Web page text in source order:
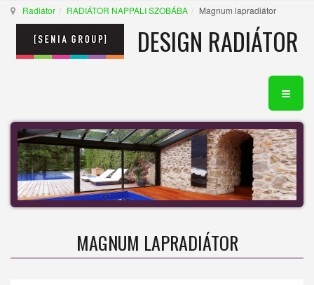
Radiátor RADIÁTOR NAPPALI SZOBÁBA Magnum lapradiátor
DESIGN RADIÁTOR
MAGNUM LAPRADIÁTOR